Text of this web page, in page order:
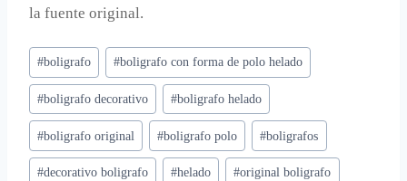
la fuente original.
Etiquetas
de
la
entrada:
#boligrafo #boligrafo con forma de polo helado
#boligrafo decorativo #boligrafo helado
#boligrafo original #boligrafo polo #boligrafos
#decorativo boligrafo #helado #original boligrafo